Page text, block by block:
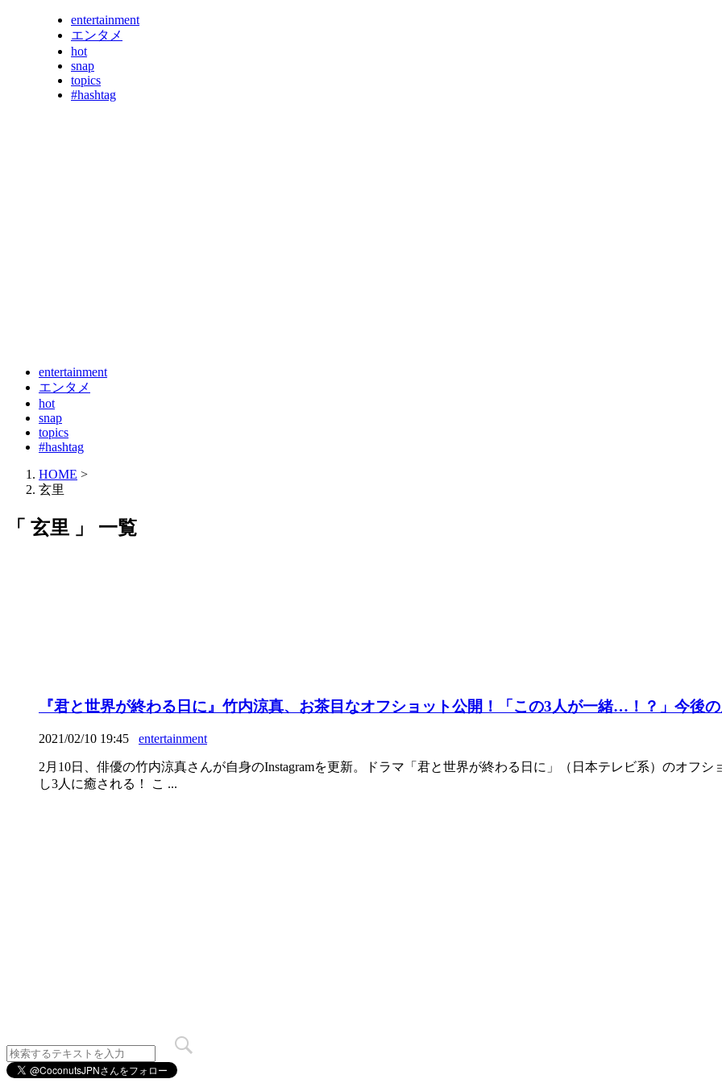
entertainment
エンタメ
hot
snap
topics
#hashtag
entertainment
エンタメ
hot
snap
topics
#hashtag
HOME >
玄里
「 玄里 」 一覧
『君と世界が終わる日に』竹内涼真、お茶目なオフショット公開！「この3人が一緒…！？」今後の
2021/02/10 19:45 entertainment
2月10日、俳優の竹内涼真さんが自身のInstagramを更新。ドラマ「君と世界が終わる日に」（日本テレビ系）のオフ
し3人に癒される！ こ ...